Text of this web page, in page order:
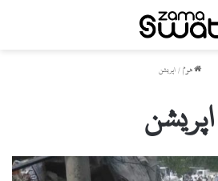
ھوم / اپریشن
اپریشن